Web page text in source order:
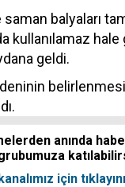
saman balyaları
kullanılamaz
geldi.
anında
için